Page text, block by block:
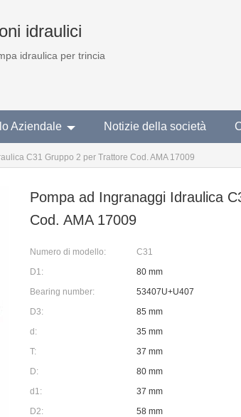
idraulici
idraulica per trincia
Aziendale Notizie della società
C31 Gruppo 2 per Trattore Cod. AMA 17009
Pompa ad Ingranaggi Idraulica
Cod. AMA 17009
Numero di modello:
C31
D1:
80 mm
Bearing number:
53407U+U407
D3:
85 mm
d:
35 mm
T:
37 mm
D:
80 mm
d1:
37 mm
D2:
58 mm